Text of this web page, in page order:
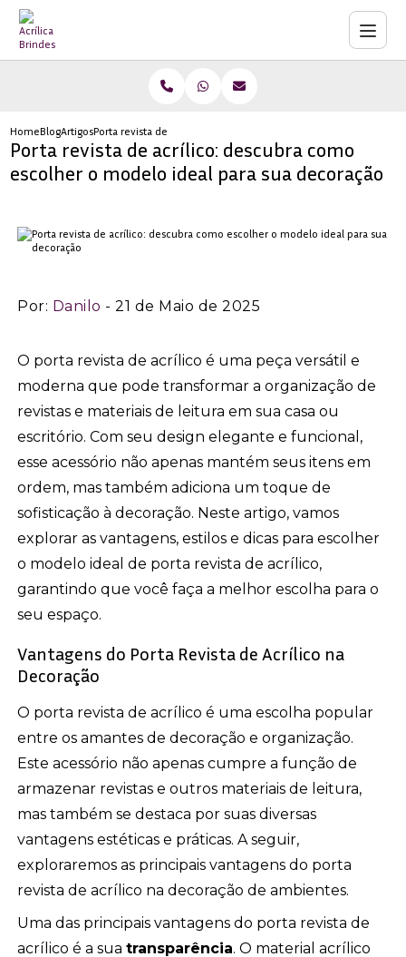
HomeBlogArtigosPorta revista de acrílico: descubra como escolher o modelo
Porta revista de acrílico: descubra como
escolher o modelo ideal para sua decoração
Por: Danilo - 21 de Maio de 2025
O porta revista de acrílico é uma peça versátil e
moderna que pode transformar a organização de
revistas e materiais de leitura em sua casa ou
escritório. Com seu design elegante e funcional,
esse acessório não apenas mantém seus itens em
ordem, mas também adiciona um toque de
sofisticação à decoração. Neste artigo, vamos
explorar as vantagens, estilos e dicas para escolher
o modelo ideal de porta revista de acrílico,
garantindo que você faça a melhor escolha para o
seu espaço.
Vantagens do Porta Revista de Acrílico na
Decoração
O porta revista de acrílico é uma escolha popular
entre os amantes de decoração e organização.
Este acessório não apenas cumpre a função de
armazenar revistas e outros materiais de leitura,
mas também se destaca por suas diversas
vantagens estéticas e práticas. A seguir,
exploraremos as principais vantagens do porta
revista de acrílico na decoração de ambientes.
Uma das principais vantagens do porta revista de
acrílico é a suatransparência. O material acrílico